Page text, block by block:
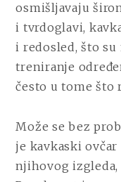
osmišljavaju
i tvrdoglavi,
i redosled, što
treniranje
često u tome što
Može se bez
je kavkaski ovčar
njihovog izgleda,